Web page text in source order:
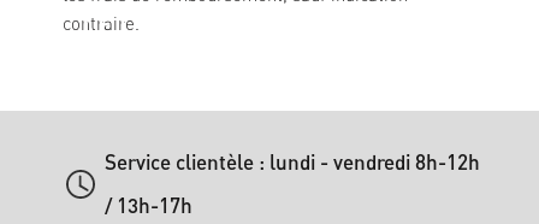
contraire.
Service clientèle : lundi - vendredi 8h-12h
/ 13h-17h